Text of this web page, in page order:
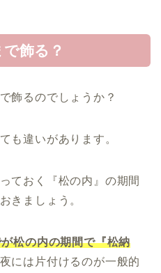
飾る？
飾るのでしょうか？
も違いがあります。
ておく『松の内』の期間
きましょう。
松の内の期間で『松納
には片付けるのが一般的